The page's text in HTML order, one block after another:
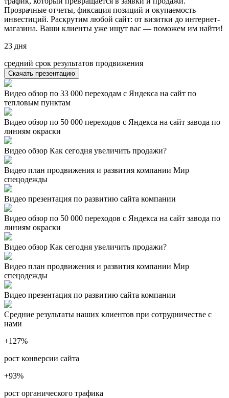
Прозрачные отчеты, фиксация позиций и окупаемость
инвестиций. Раскрутим любой сайт: от визитки до интернет-
магазина. Ваши клиенты уже ищут вас — поможем им найти!
23 дня
средний срок результатов продвижения
Скачать презентацию
Видео обзор по 33 000 переходам с Яндекса на сайт по
тепловым пунктам
Видео обзор по 50 000 переходов с Яндекса на сайт завода по
линиям окраски
Видео обзор Как сегодня увеличить продажи?
Видео план продвижения и развития компании Мир
спецодежды
Видео презентация по развитию сайта компании
Видео обзор по 50 000 переходов с Яндекса на сайт завода по
линиям окраски
Видео обзор Как сегодня увеличить продажи?
Видео план продвижения и развития компании Мир
спецодежды
Видео презентация по развитию сайта компании
Средние результаты наших клиентов при сотрудничестве с
нами
+127%
рост конверсии сайта
+93%
рост органического трафика